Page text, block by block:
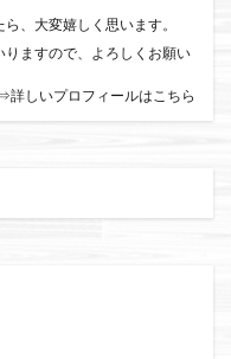
、大変嬉しく思います。
ますので、よろしくお願い
詳しいプロフィールはこちら